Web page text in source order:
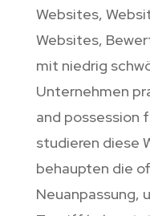
Websites,
Websites,
mit niedrig
Unternehmen
and possession
studieren diese
behaupten die
Neuanpassung,